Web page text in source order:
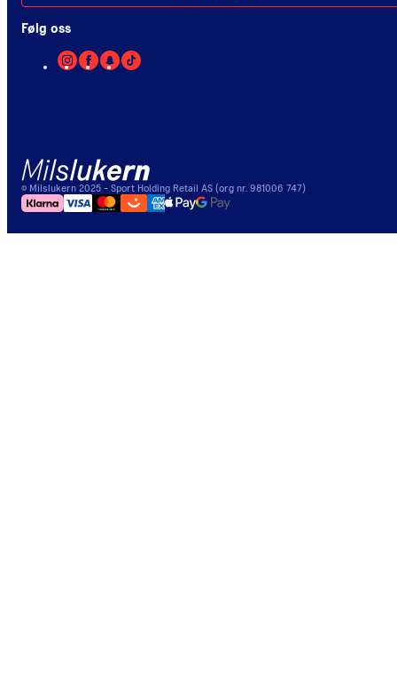
Følg oss
© Milslukern 2025 - Sport Holding Retail AS (org nr. 981006 747)